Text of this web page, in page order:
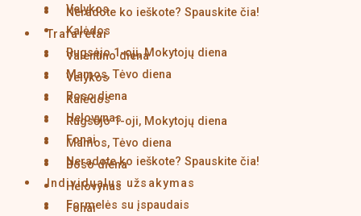
Velykos
Kalėdos
Rugsėjo 1-oji, Mokytojų diena
Mamos, Tėvo diena
Boso diena
Helovynas
Fonai
Neradote ko ieškote? Spauskite čia!
Individualus užsakymas
Formelės su įspaudais
Neradote ko ieškote? Spauskite čia!
Trafaretai
Valentino diena
Velykos
Kalėdos
Rugsėjo 1-oji, Mokytojų diena
Mamos, Tėvo diena
Boso diena
Helovynas
Fonai